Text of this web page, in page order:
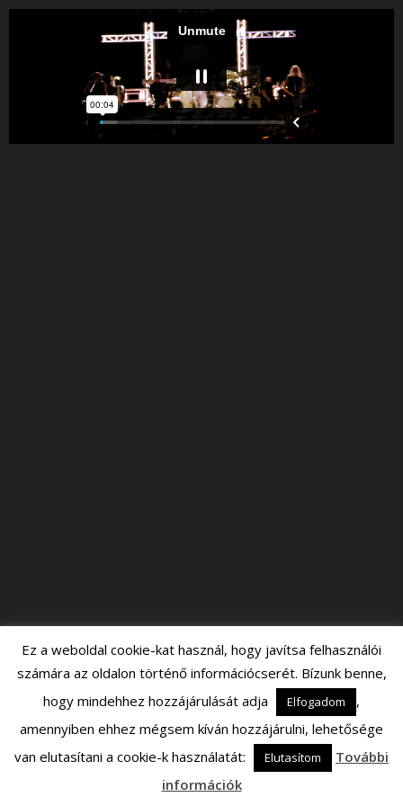
Ez a weboldal cookie-kat használ, hogy javítsa felhasználói
számára az oldalon történő információcserét. Bízunk benne,
hogy mindehhez hozzájárulását adja
Elfogadom
,
amennyiben ehhez mégsem kíván hozzájárulni, lehetősége
van elutasítani a cookie-k használatát:
Elutasítom
További
információk